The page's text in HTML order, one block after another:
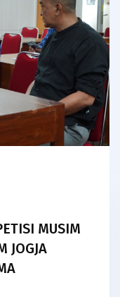
MUSIM
JOGJA